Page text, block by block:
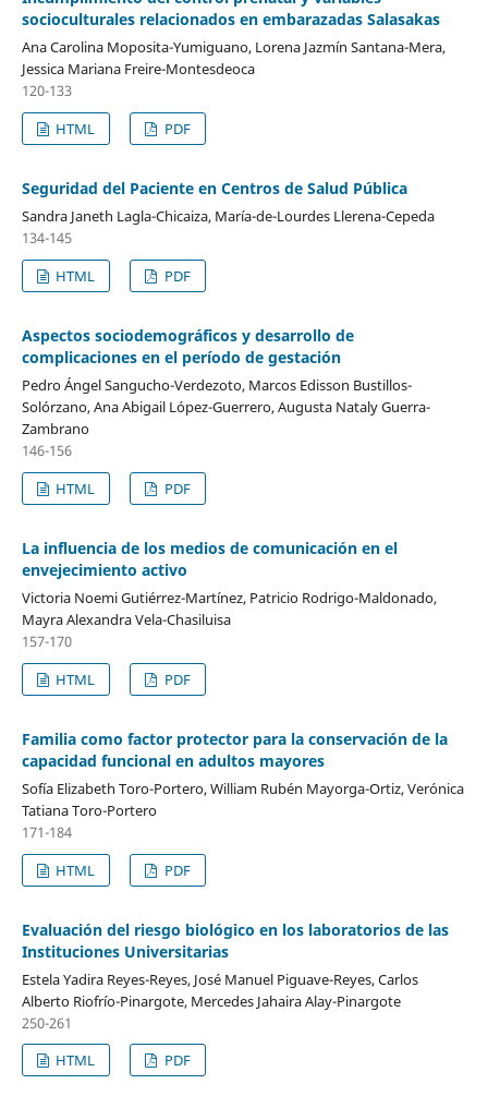
socioculturales relacionados en embarazadas Salasakas
Ana Carolina Moposita-Yumiguano, Lorena Jazmín Santana-Mera,
Jessica Mariana Freire-Montesdeoca
120-133
HTML
PDF
Seguridad del Paciente en Centros de Salud Pública
Sandra Janeth Lagla-Chicaiza, María-de-Lourdes Llerena-Cepeda
134-145
HTML
PDF
Aspectos sociodemográficos y desarrollo de
complicaciones en el período de gestación
Pedro Ángel Sangucho-Verdezoto, Marcos Edisson Bustillos-
Solórzano, Ana Abigail López-Guerrero, Augusta Nataly Guerra-
Zambrano
146-156
HTML
PDF
La influencia de los medios de comunicación en el
envejecimiento activo
Victoria Noemi Gutiérrez-Martínez, Patricio Rodrigo-Maldonado,
Mayra Alexandra Vela-Chasiluisa
157-170
HTML
PDF
Familia como factor protector para la conservación de la
capacidad funcional en adultos mayores
Sofía Elizabeth Toro-Portero, William Rubén Mayorga-Ortiz, Verónica
Tatiana Toro-Portero
171-184
HTML
PDF
Evaluación del riesgo biológico en los laboratorios de las
Instituciones Universitarias
Estela Yadira Reyes-Reyes, José Manuel Piguave-Reyes, Carlos
Alberto Riofrío-Pinargote, Mercedes Jahaira Alay-Pinargote
250-261
HTML
PDF